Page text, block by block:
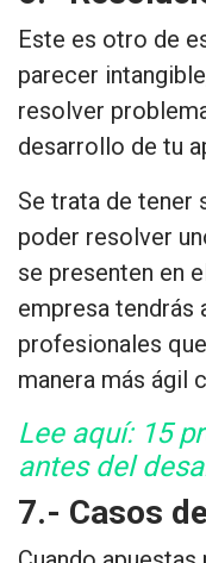
Este es otro de
parecer
resolver
desarrollo de tu
Se trata de tener
poder resolver
se presenten en
empresa tendrás
profesionales
manera más ágil
Lee aquí: 15
antes del
7.- Casos